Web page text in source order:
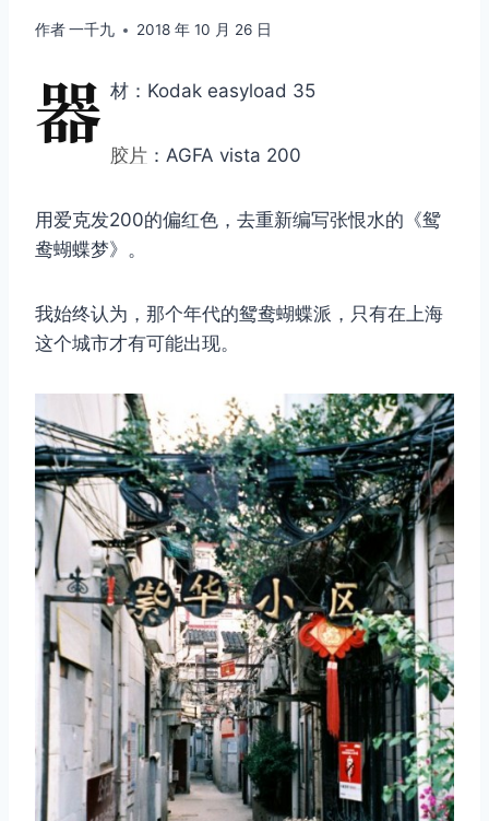
作者一千九 2018 年 10 月 26 日
器 材：Kodak easyload 35
胶片 ：AGFA vista 200
用爱克发200的偏红色，去重新编写张恨水的《鸳
鸯蝴蝶梦》。
我始终认为，那个年代的鸳鸯蝴蝶派，只有在上海
这个城市才有可能出现。